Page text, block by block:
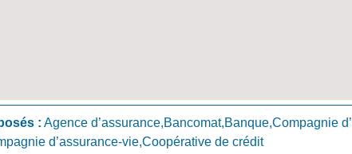
: Agence d’assurance,Bancomat,Banque,Compagnie
d’assurance-vie,Coopérative de crédit